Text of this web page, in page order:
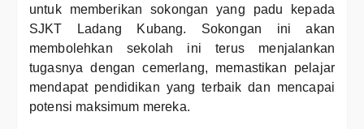
untuk memberikan sokongan yang padu kepada
SJKT Ladang Kubang. Sokongan ini akan
membolehkan sekolah ini terus menjalankan
tugasnya dengan cemerlang, memastikan pelajar
mendapat pendidikan yang terbaik dan mencapai
potensi maksimum mereka.